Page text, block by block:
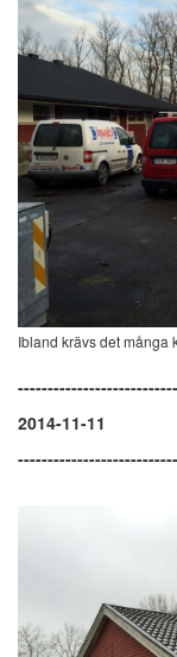
Ibland krävs det många
2014-11-11